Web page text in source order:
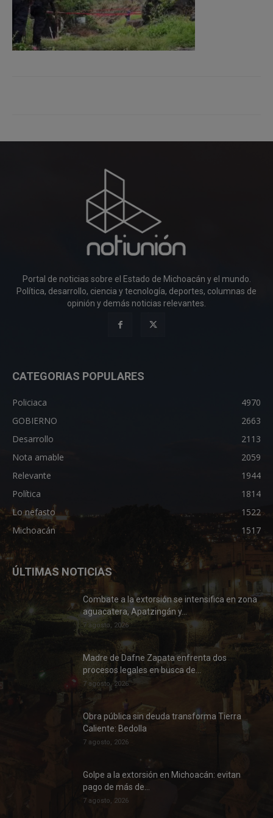
Portal de noticias sobre el Estado de Michoacán y el mundo.
Política, desarrollo, ciencia y tecnología, deportes, columnas de
opinión y demás noticias relevantes.
CATEGORIAS POPULARES
Policiaca
4970
GOBIERNO
2663
Desarrollo
2113
Nota amable
2059
Relevante
1944
Política
1814
Lo nefasto
1522
Michoacán
1517
ÚLTIMAS NOTICIAS
Combate a la extorsión se intensifica en zona
aguacatera, Apatzingán y...
7 agosto, 2026
Madre de Dafne Zapata enfrenta dos
procesos legales en busca de...
7 agosto, 2026
Obra pública sin deuda transforma Tierra
Caliente: Bedolla
7 agosto, 2026
Golpe a la extorsión en Michoacán: evitan
pago de más de...
7 agosto, 2026